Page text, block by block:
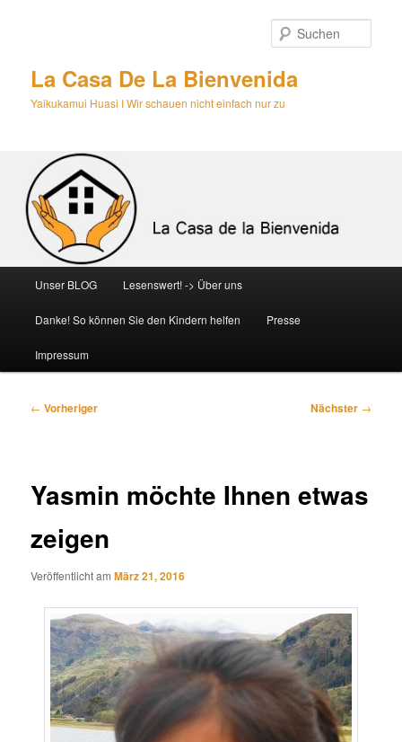
La Casa De La Bienvenida
Yaikukamui Huasi I Wir schauen nicht einfach nur zu
Unser BLOG Lesenswert! -> Über uns
Danke! So können Sie den Kindern helfen Presse
Impressum
Beitragsnavigation
← Vorheriger Nächster →
Yasmin möchte Ihnen etwas
zeigen
Veröffentlicht amMärz 21, 2016